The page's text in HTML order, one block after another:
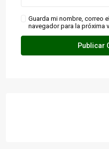
Guarda mi nombre, correo
navegador para la próxima